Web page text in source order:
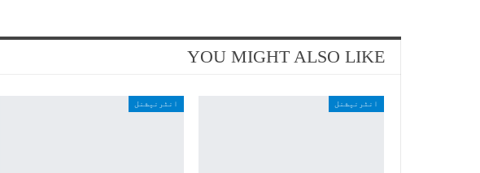
YOU MIGHT ALSO LIKE
انٹرنیشنل انٹرنیشنل